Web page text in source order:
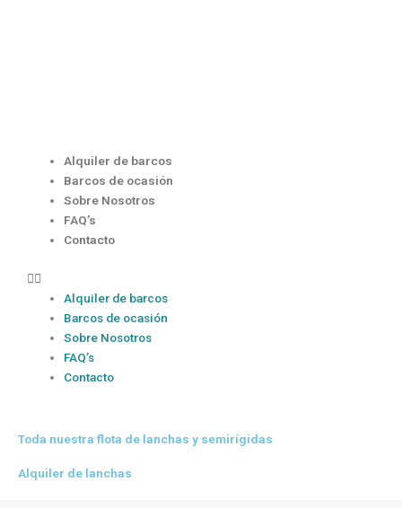
Alquiler de barcos
Barcos de ocasión
Sobre Nosotros
FAQ’s
Contacto
Menú
Alquiler de barcos
Barcos de ocasión
Sobre Nosotros
FAQ’s
Contacto
Toda nuestra flota de lanchas y semirígidas
Alquiler de lanchas